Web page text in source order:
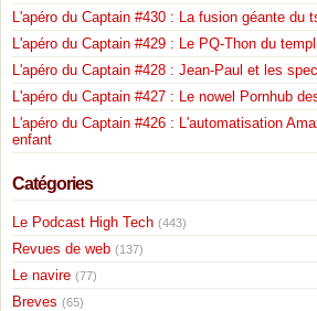
L'apéro du Captain #430 : La fusion géante du
L'apéro du Captain #429 : Le PQ-Thon du
L'apéro du Captain #428 : Jean-Paul et les
L'apéro du Captain #427 : Le nowel Pornhub
L'apéro du Captain #426 : L'automatisation
enfant
Catégories
Le Podcast High Tech (443)
Revues de web (137)
Le navire (77)
Breves (65)